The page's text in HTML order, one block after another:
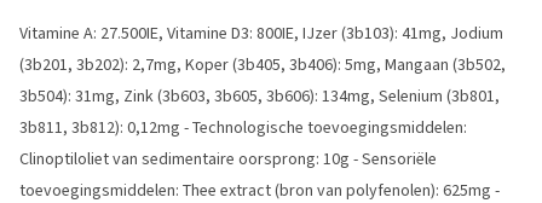
Vitamine A: 27.500IE, Vitamine D3: 800IE, IJzer (3b103): 41mg, Jodium
(3b201, 3b202): 2,7mg, Koper (3b405, 3b406): 5mg, Mangaan (3b502,
3b504): 31mg, Zink (3b603, 3b605, 3b606): 134mg, Selenium (3b801,
3b811, 3b812): 0,12mg - Technologische toevoegingsmiddelen:
Clinoptiloliet van sedimentaire oorsprong: 10g - Sensoriële
toevoegingsmiddelen: Thee extract (bron van polyfenolen): 625mg -